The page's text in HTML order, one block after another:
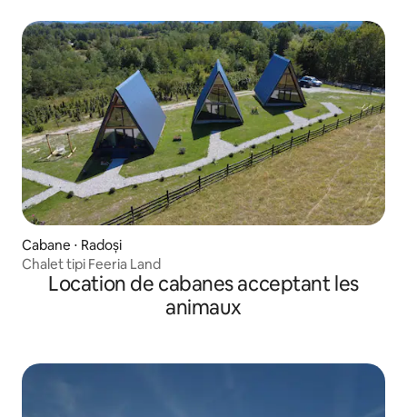
Cabane ⋅ Radoși
Chalet tipi Feeria Land
Location de cabanes acceptant les
animaux